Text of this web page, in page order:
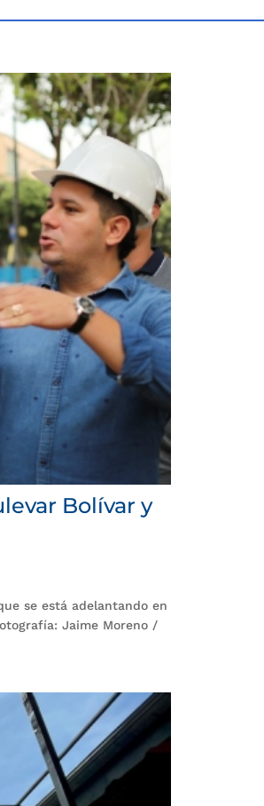
Bolívar y
se está adelantando en
Jaime Moreno /